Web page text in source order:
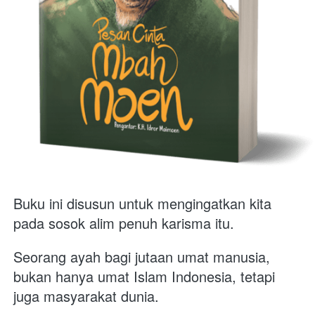
Buku ini disusun untuk mengingatkan kita
pada sosok alim penuh karisma itu.
Seorang ayah bagi jutaan umat manusia,
bukan hanya umat Islam Indonesia, tetapi
juga masyarakat dunia.